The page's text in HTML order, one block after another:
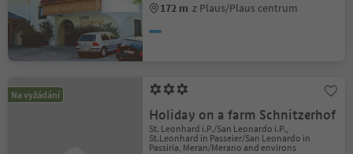
172 m z Plaus/Plaus centrum
Na vyžádání
Holiday on a farm Schnitzerhof
St. Leonhard i.P./San Leonardo i.P.,
St.Leonhard in Passeier/San Leonardo in
Passiria, Meran/Merano and environs